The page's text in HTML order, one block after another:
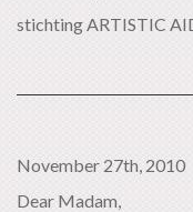
stichting ARTISTIC
November 27th, 2010
Dear Madam,